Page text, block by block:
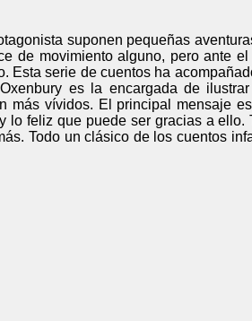
suponen pequeñas
de movimiento alguno, pero ante el
Esta serie de cuentos ha
es la encargada de
más vívidos. El principal mensaje
lo feliz que puede ser gracias a ello.
Todo un clásico de los cuentos